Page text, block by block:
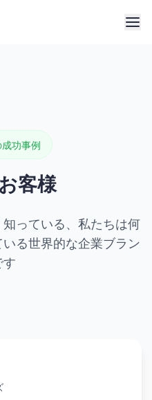
功事例
客様
っている、私たちは何
る世界的な企業ブラン
す